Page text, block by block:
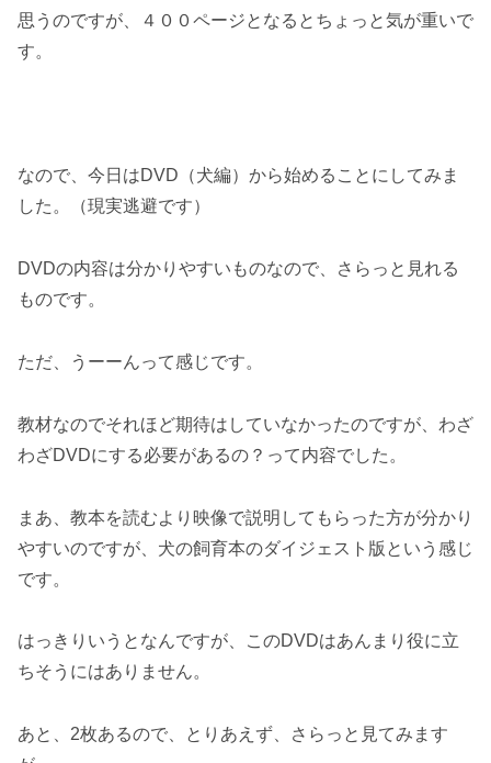
思うのですが、４００ページとなるとちょっと気が重いで
す。
なので、今日はDVD（犬編）から始めることにしてみま
した。（現実逃避です）
DVDの内容は分かりやすいものなので、さらっと見れる
ものです。
ただ、うーーんって感じです。
教材なのでそれほど期待はしていなかったのですが、わざ
わざDVDにする必要があるの？って内容でした。
まあ、教本を読むより映像で説明してもらった方が分かり
やすいのですが、犬の飼育本のダイジェスト版という感じ
です。
はっきりいうとなんですが、このDVDはあんまり役に立
ちそうにはありません。
あと、2枚あるので、とりあえず、さらっと見てみます